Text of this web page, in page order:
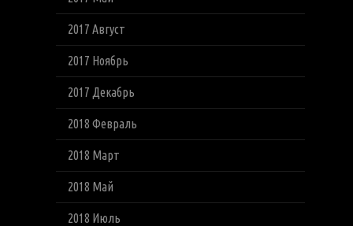
2017 Август
2017 Ноябрь
2017 Декабрь
2018 Февраль
2018 Март
2018 Май
2018 Июль